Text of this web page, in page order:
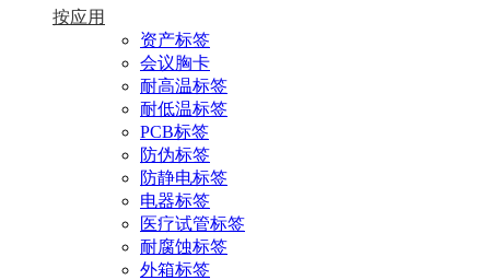
按应用
资产标签
会议胸卡
耐高温标签
耐低温标签
PCB标签
防伪标签
防静电标签
电器标签
医疗试管标签
耐腐蚀标签
外箱标签